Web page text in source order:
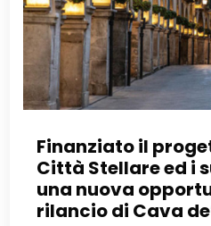
Finanziato il
Città Stellare ed i
una nuova
rilancio di Cava